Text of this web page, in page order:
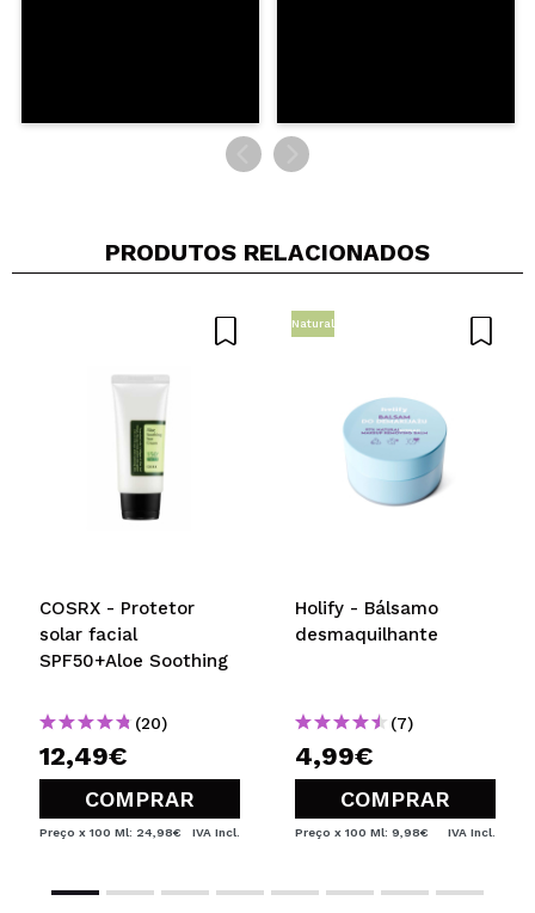
PRODUTOS RELACIONADOS
COSRX - Protetor
solar facial
SPF50+Aloe Soothing
(20)
12,49€
COMPRAR
Preço x 100 Ml: 24,98€ IVA Incl.
Natural
Holify - Bálsamo
desmaquilhante
(7)
4,99€
COMPRAR
Preço x 100 Ml: 9,98€ IVA Incl.